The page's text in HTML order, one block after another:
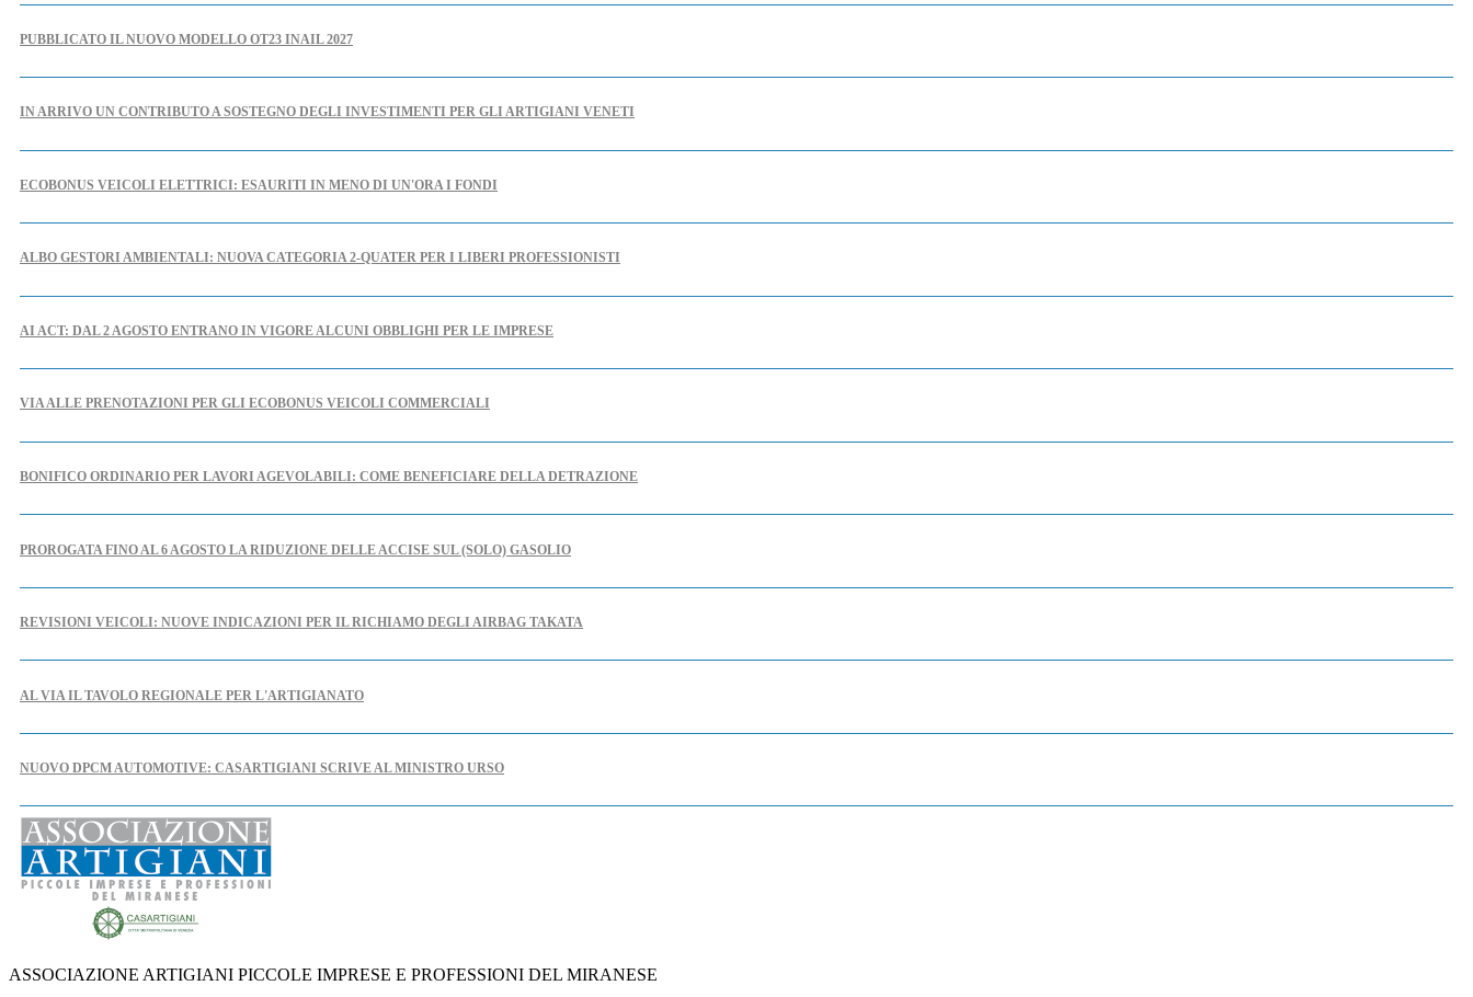
PUBBLICATO IL NUOVO MODELLO OT23 INAIL 2027
IN ARRIVO UN CONTRIBUTO A SOSTEGNO DEGLI INVESTIMENTI PER GLI ARTIGIANI VENETI
ECOBONUS VEICOLI ELETTRICI: ESAURITI IN MENO DI UN'ORA I FONDI
ALBO GESTORI AMBIENTALI: NUOVA CATEGORIA 2-QUATER PER I LIBERI PROFESSIONISTI
AI ACT: DAL 2 AGOSTO ENTRANO IN VIGORE ALCUNI OBBLIGHI PER LE IMPRESE
VIA ALLE PRENOTAZIONI PER GLI ECOBONUS VEICOLI COMMERCIALI
BONIFICO ORDINARIO PER LAVORI AGEVOLABILI: COME BENEFICIARE DELLA DETRAZIONE
PROROGATA FINO AL 6 AGOSTO LA RIDUZIONE DELLE ACCISE SUL (SOLO) GASOLIO
REVISIONI VEICOLI: NUOVE INDICAZIONI PER IL RICHIAMO DEGLI AIRBAG TAKATA
AL VIA IL TAVOLO REGIONALE PER L'ARTIGIANATO
NUOVO DPCM AUTOMOTIVE: CASARTIGIANI SCRIVE AL MINISTRO URSO
IPERAMMORTAMENTO: AL VIA SUL PORTALE GSE LE COMUNICAZIONI DI CONFERMA DEGLI INVESTIMENTI
NUOVE REGOLE EUROPEE CONTRO FOTO E VIDEO MANIPOLATI DALL'INTELLIGENZA ARTIFICIALE
ASSOCIAZIONE ARTIGIANI PICCOLE IMPRESE E PROFESSIONI DEL MIRANESE